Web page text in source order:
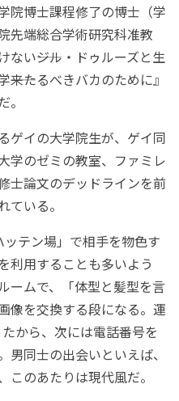
院博士課程修了の博士（学
先端総合学術研究科准教
い――ジル・ドゥルーズと生
来たるべきバカのために』
ゲイの大学院生が、ゲイ同
学のゼミの教室、ファミレ
士論文のデッドラインを前
ている。
テン場」で相手を物色す
利用することも多いよう
ームで、「体型と髪型を言
像を交換する段になる。運
から、次には電話番号を
同士の出会いといえば、
のあたりは現代風だ。